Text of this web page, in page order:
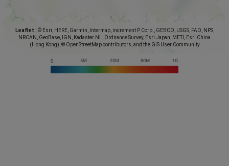
Leaflet
© Esri, HERE, Garmin, Intermap, increment P Corp., GEBCO, USGS, FAO, NPS,
NRCAN, GeoBase, IGN, Kadaster NL, Ordnance Survey, Esri Japan, METI, Esri China
(Hong Kong), © OpenStreetMap contributors, and the GIS User Community